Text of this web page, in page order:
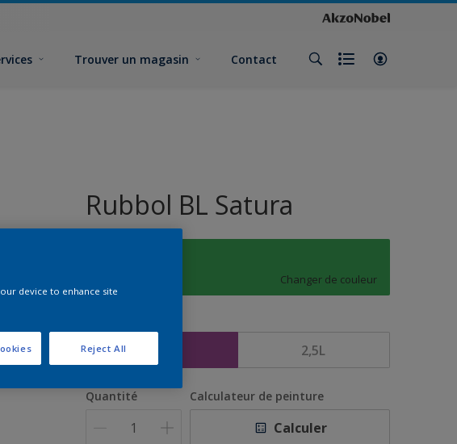
Trouver un magasin Contact
Rubbol BL Satura
Changer de couleur
2,5L
Quantité Calculateur de peinture
Calculer
device to enhance site
Reject All